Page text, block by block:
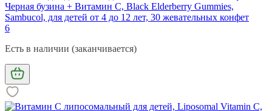
Черная бузина + Витамин С, Black Elderberry Gummies,
Sambucol, для детей от 4 до 12 лет, 30 жевательных конфет
6
Есть в наличии (заканчивается)